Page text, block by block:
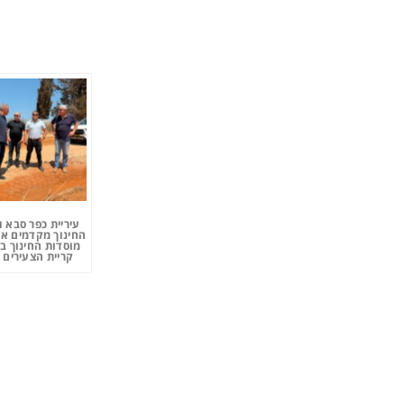
עיריית כפר
החינוך מקדמים
מוסדות החינוך
קריית